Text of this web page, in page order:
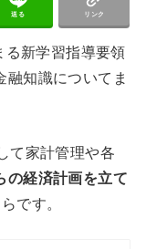
送る リンク
新学習指導要領
融知識についてま
て家計管理や各
の経済計画を立て
です。